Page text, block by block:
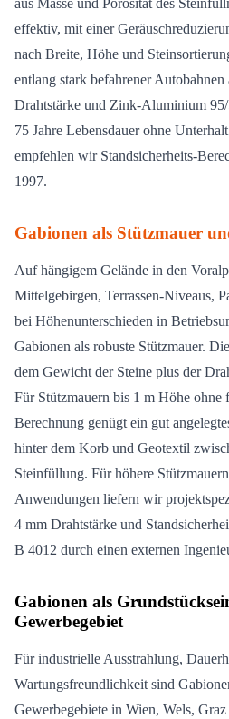
aus Masse und Porosität des
effektiv, mit einer
nach Breite, Höhe und
entlang stark befahrener
Drahtstärke und Zink-Aluminium
75 Jahre Lebensdauer ohne
empfehlen wir Standsicherheits-
1997.
Gabionen als Stützmauer
Auf hängigem Gelände in den
Mittelgebirgen, Terrassen-Niveaus,
bei Höhenunterschieden in
Gabionen als robuste Stützmauer.
dem Gewicht der Steine plus der
Für Stützmauern bis 1 m Höhe ohne
Berechnung genügt ein gut
hinter dem Korb und Geotextil
Steinfüllung. Für höhere
Anwendungen liefern wir
4 mm Drahtstärke und
B 4012 durch einen externen
Gabionen als
Gewerbegebiet
Für industrielle Ausstrahlung,
Wartungsfreundlichkeit sind
Gewerbegebiete in Wien, Wels,